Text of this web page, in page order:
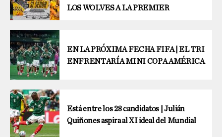
LOS WOLVES A LA PREMIER
EN LA PRÓXIMA FECHA FIFA | EL TRI
ENFRENTARÍA MINI COPA AMÉRICA
Está entre los 28 candidatos | Julián
Quiñones aspira al XI ideal del Mundial